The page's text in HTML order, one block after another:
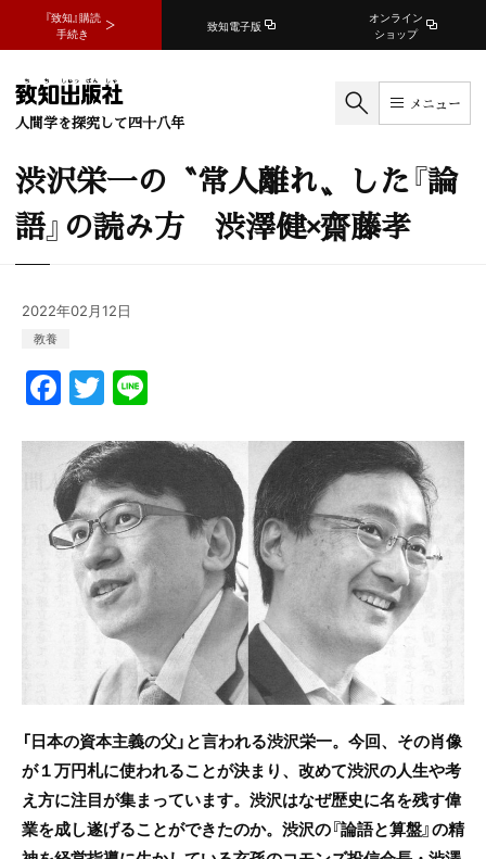
『致知』購読
手続き
致知電子版
オンライン
ショップ
人間学を探究して四十八年
メニュー
渋沢栄一の〝常人離れ〟した『論
語』の読み方 渋澤健×齋藤孝
2022年02月12日
教養
F
a
c
e
b
o
o
T
w
itt
er
e
「日本の資本主義の父」と言われる渋沢栄一。今回、その肖像
が１万円札に使われることが決まり、改めて渋沢の人生や考
え方に注目が集まっています。渋沢はなぜ歴史に名を残す偉
業を成し遂げることができたのか。渋沢の『論語と算盤』の精